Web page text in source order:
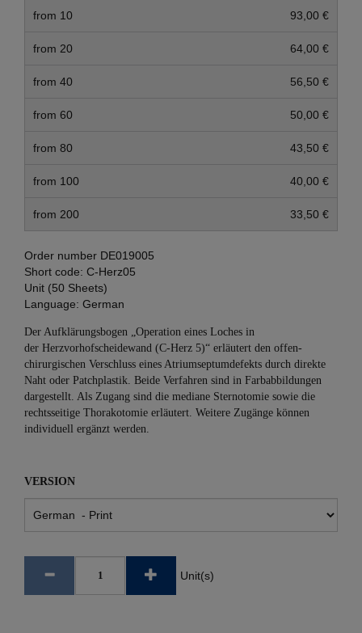
from 10 93,00 €
from 20 64,00 €
from 40 56,50 €
from 60 50,00 €
from 80 43,50 €
from 100 40,00 €
from 200 33,50 €
Order number DE019005
Short code: C-Herz05
Unit (50 Sheets)
Language: German
Der Aufklärungsbogen „Operation eines Loches in
der Herzvorhofscheidewand (C-Herz 5)“ erläutert den offen-
chirurgischen Verschluss eines Atriumseptumdefekts durch direkte
Naht oder Patchplastik. Beide Verfahren sind in Farbabbildungen
dargestellt. Als Zugang sind die mediane Sternotomie sowie die
rechtsseitige Thorakotomie erläutert. Weitere Zugänge können
individuell ergänzt werden.
VERSION
Unit(s)